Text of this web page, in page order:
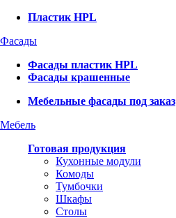
Пластик HPL
Фасады
Фасады пластик HPL
Фасады крашенные
Мебельные фасады под заказ
Мебель
Готовая продукция
Кухонные модули
Комоды
Тумбочки
Шкафы
Столы